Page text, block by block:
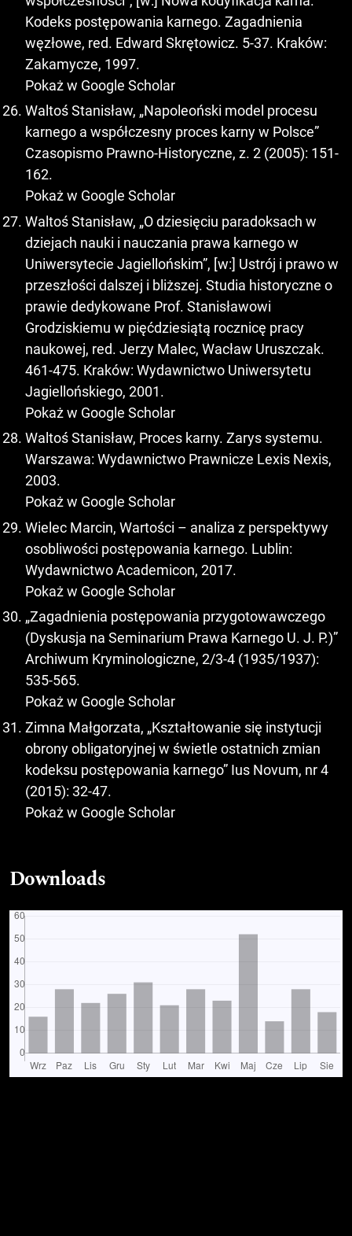
Kodeks postępowania karnego. Zagadnienia
węzłowe, red. Edward Skrętowicz. 5-37. Kraków:
Zakamycze, 1997.
Pokaż w Google Scholar
Waltoś Stanisław, „Napoleoński model procesu
karnego a współczesny proces karny w Polsce”
Czasopismo Prawno-Historyczne, z. 2 (2005): 151-
162.
Pokaż w Google Scholar
Waltoś Stanisław, „O dziesięciu paradoksach w
dziejach nauki i nauczania prawa karnego w
Uniwersytecie Jagiellońskim”, [w:] Ustrój i prawo w
przeszłości dalszej i bliższej. Studia historyczne o
prawie dedykowane Prof. Stanisławowi
Grodziskiemu w pięćdziesiątą rocznicę pracy
naukowej, red. Jerzy Malec, Wacław Uruszczak.
461-475. Kraków: Wydawnictwo Uniwersytetu
Jagiellońskiego, 2001.
Pokaż w Google Scholar
Waltoś Stanisław, Proces karny. Zarys systemu.
Warszawa: Wydawnictwo Prawnicze Lexis Nexis,
2003.
Pokaż w Google Scholar
Wielec Marcin, Wartości – analiza z perspektywy
osobliwości postępowania karnego. Lublin:
Wydawnictwo Academicon, 2017.
Pokaż w Google Scholar
„Zagadnienia postępowania przygotowawczego
(Dyskusja na Seminarium Prawa Karnego U. J. P.)”
Archiwum Kryminologiczne, 2/3-4 (1935/1937):
535-565.
Pokaż w Google Scholar
Zimna Małgorzata, „Kształtowanie się instytucji
obrony obligatoryjnej w świetle ostatnich zmian
kodeksu postępowania karnego” Ius Novum, nr 4
(2015): 32-47.
Pokaż w Google Scholar
Downloads